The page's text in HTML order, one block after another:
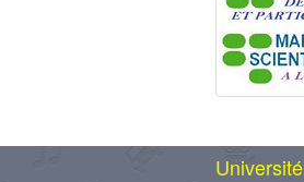
Université